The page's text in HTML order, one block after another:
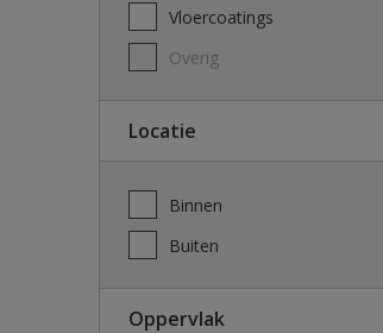
Vloercoatings
Overig
Locatie
Binnen
Buiten
Oppervlak